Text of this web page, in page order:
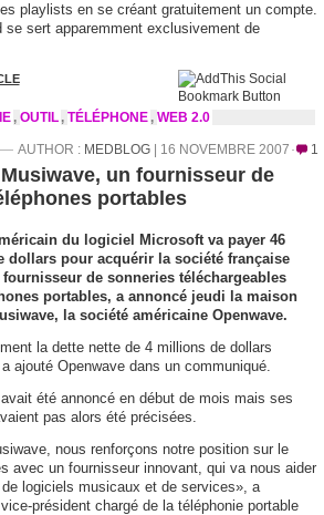
playlists en se créant gratuitement un compte.
se sert apparemment exclusivement de
, OUTIL , TÉLÉPHONE , WEB 2.0
AUTHOR : MEDBLOG| 16 NOVEMBRE 2007 1
un fournisseur de
portables
du logiciel Microsoft va payer 46
dollars pour acquérir la société française
fournisseur de sonneries téléchargeables
portables, a annoncé jeudi la maison
la société américaine Openwave.
la dette nette de 4 millions de dollars
ajouté Openwave dans un communiqué.
avait été annoncé en début de mois mais ses
pas alors été précisées.
nous renforçons notre position sur le
avec un fournisseur innovant, qui va nous aider
logiciels musicaux et de services», a
président chargé de la téléphonie portable